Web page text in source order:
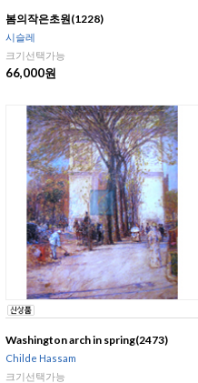
봄의작은초원(1228)
시슬레
크기선택가능
66,000원
Washington arch in spring(2473)
Childe Hassam
크기선택가능